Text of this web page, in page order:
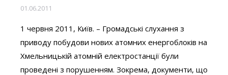
01.06.2011
1 червня 2011, Київ. – Громадські слухання з
приводу побудови нових атомних енергоблоків на
Хмельницькій атомній електростанції були
проведені з порушенням. Зокрема, документи, що